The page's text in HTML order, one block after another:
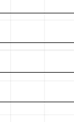
dentro
la
de
sola